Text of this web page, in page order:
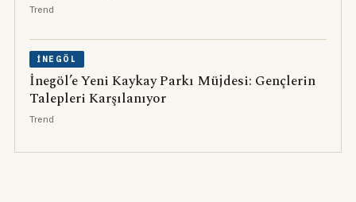
Trend
İNEGÖL
İnegöl’e Yeni Kaykay Parkı Müjdesi: Gençlerin
Talepleri Karşılanıyor
Trend